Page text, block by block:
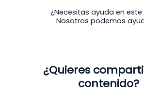
¿Necesitas ayuda en
Nosotros podemos
¿Quieres
contenido?